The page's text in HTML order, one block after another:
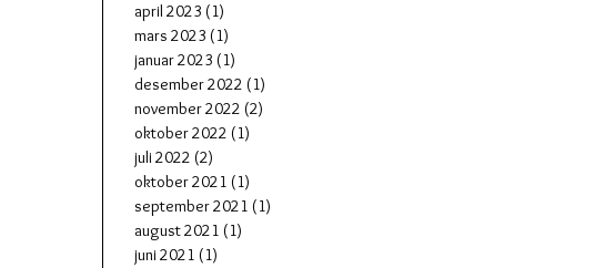
april 2023 (1)
mars 2023 (1)
januar 2023 (1)
desember 2022 (1)
november 2022 (2)
oktober 2022 (1)
juli 2022 (2)
oktober 2021 (1)
september 2021 (1)
august 2021 (1)
juni 2021 (1)